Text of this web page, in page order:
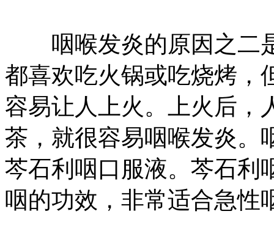
咽喉发炎的原因之二
都喜欢吃火锅或吃烧烤，
容易让人上火。上火后，
茶，就很容易咽喉发炎。
芩石利咽口服液。芩石利
咽的功效，非常适合急性